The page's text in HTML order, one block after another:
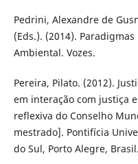
Pedrini, Alexandre de
(Eds.). (2014).
Ambiental. Vozes.
Pereira, Pilato. (2012).
em interação com justiça
reflexiva do Conselho
mestrado]. Pontifícia
do Sul, Porto Alegre, Brasil.